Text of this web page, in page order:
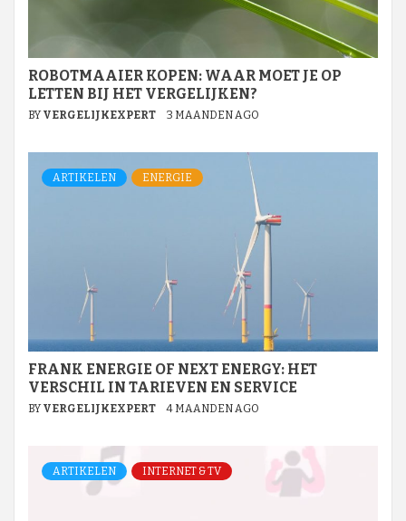
ROBOTMAAIER KOPEN: WAAR MOET JE OP
LETTEN BIJ HET VERGELIJKEN?
BY VERGELIJKEXPERT 3 MAANDEN AGO
ARTIKELEN ENERGIE
FRANK ENERGIE OF NEXT ENERGY: HET
VERSCHIL IN TARIEVEN EN SERVICE
BY VERGELIJKEXPERT 4 MAANDEN AGO
ARTIKELEN INTERNET & TV